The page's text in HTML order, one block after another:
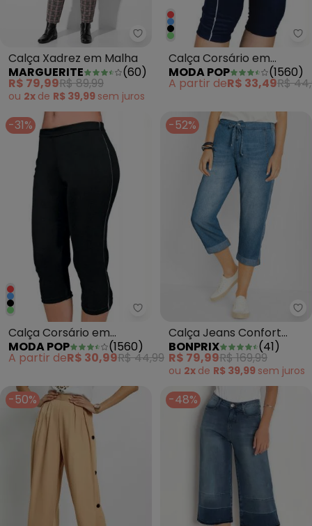
Marguerite - Calça Xadrez em
Calça Xadrez em Malha
MARGUERITE
(60)
R$ 79,99R$ 89,99
ou 2x de R$ 39,99 sem juros
Calça Corsário em
Helanca Azul Marinho
MODA POP (1560)
A partir deR$ 33,49R$
-31%
Moda Pop - Calça Corsário em
Calça Corsário em
Helanca Preta
MODA POP (1560)
A partir deR$ 30,99R$ 44,99
-52%
Calça Jeans Confort
Cropped Azul Claro
BONPRIX (41)
R$ 79,99R$ 169,99
ou 2x de R$ 39,99 sem juros
-50% -48%